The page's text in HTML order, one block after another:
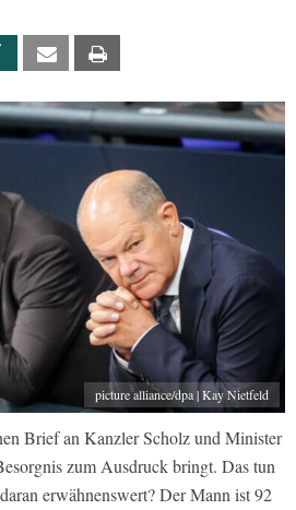
Xing Email
picture alliance/dpa | Kay Nietfeld
Brief an Kanzler Scholz und Minister
zum Ausdruck bringt. Das tun
erwähnenswert? Der Mann ist 92